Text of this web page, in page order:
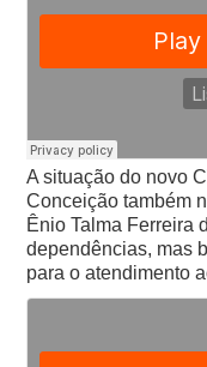
A situação do novo
Conceição também
Ênio Talma Ferreira
dependências, mas
para o atendimento